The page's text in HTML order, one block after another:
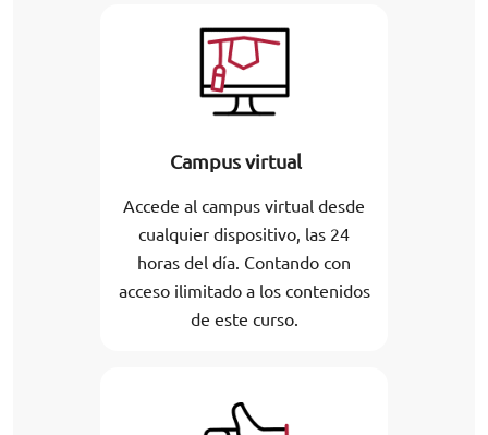
Campus virtual
Accede al campus virtual desde
cualquier dispositivo, las 24
horas del día. Contando con
acceso ilimitado a los contenidos
de este curso.